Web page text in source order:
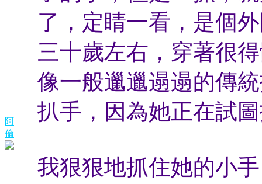
阿
倫
了，定睛一看，是個
三十歲左右，穿著很
像一般邋邋遢遢的傳
扒手，因為她正在試
我狠狠地抓住她的小